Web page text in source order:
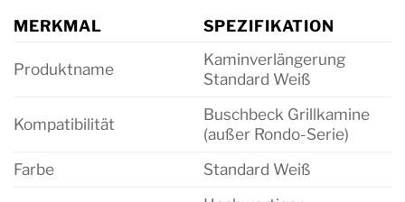
MERKMAL SPEZIFIKATION
Produktname
Kaminverlängerung
Standard Weiß
Kompatibilität
Buschbeck Grillkamine
(außer Rondo-Serie)
Farbe
Standard Weiß